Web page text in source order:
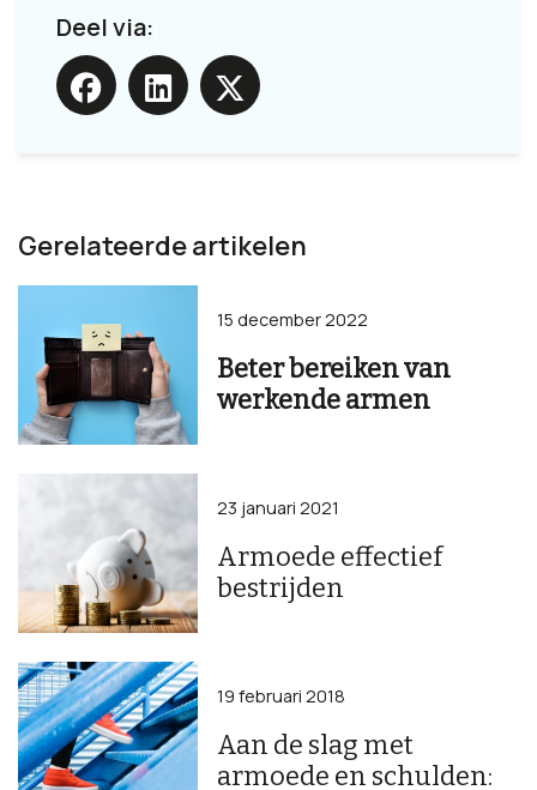
Deel via:
Gerelateerde artikelen
Beter bereiken van
werkende armen
15 december 2022
Armoede effectief
bestrijden
23 januari 2021
Aan de slag met
armoede en schulden:
19 februari 2018